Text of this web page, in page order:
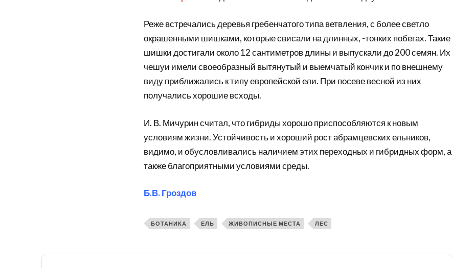
Реже встречались деревья гребенчатого типа ветвления, с более светло
окрашенными шишками, которые свисали на длинных, -тонких побегах. Такие
шишки достигали около 12 сантиметров длины и выпускали до 200 семян. Их
чешуи имели своеобразный вытянутый и выемчатый кончик и по внешнему
виду приближались к типу европейской ели. При посеве весной из них
получались хорошие всходы.
И. В. Мичурин считал, что гибриды хорошо приспособляются к новым
условиям жизни. Устойчивость и хороший рост абрамцевских ельников,
видимо, и обусловливались наличием этих переходных и гибридных форм, а
также благоприятными условиями среды.
Б.В. Гроздов
БОТАНИКА ЕЛЬ ЖИВОПИСНЫЕ МЕСТА ЛЕС